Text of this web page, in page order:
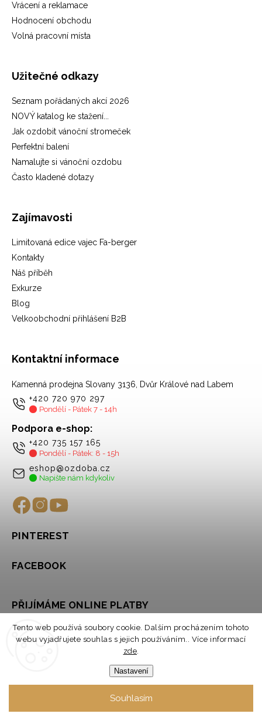
Tento web používá soubory cookie. Dalším procházením tohoto
webu vyjadřujete souhlas s jejich používáním.. Více informací
zde.
Nastavení
Souhlasím
Vrácení a reklamace
Hodnocení obchodu
Volná pracovní místa
Užitečné odkazy
Seznam pořádaných akcí 2026
NOVÝ katalog ke stažení...
Jak ozdobit vánoční stromeček
Perfektní balení
Namalujte si vánoční ozdobu
Často kladené dotazy
Zajímavosti
Limitovaná edice vajec Fa-berger
Kontakty
Náš příběh
Exkurze
Blog
Velkoobchodní přihlášení B2B
Kontaktní informace
Kamenná prodejna Slovany 3136, Dvůr Králové nad Labem
+420 720 970 297
Pondělí - Pátek 7 - 14h
Podpora e-shop:
+420 735 157 165
Pondělí - Pátek: 8 - 15h
eshop@ozdoba.cz
Napište nám kdykoliv
PINTEREST
FACEBOOK
PŘIJÍMÁME ONLINE PLATBY
OZDOBA . Všechna práva vyhrazena.